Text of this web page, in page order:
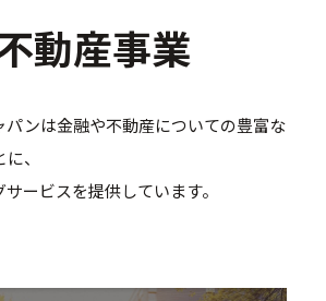
動産事業
パンは金融や不動産についての豊富な
、
ービスを提供しています。